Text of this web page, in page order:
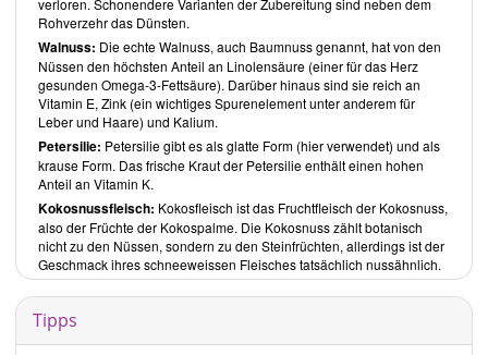
Verarbeitungsprozess, bei dem man die Schoten noch vor dem
aromagebenden Fermentierungsprozess blanchiert. Bei Vanille
jedoch ist die verwendete Menge so gering, dass man sie eher
vernachlässigen darf.
Durch eine Zutatenwahl, die ein gutes Verhältnis vonOmega-6zu
Omega-3-Fettsäurenberücksichtigt, welches insgesamt 5:1 nicht
überschreiten sollte, könnte so manches Gericht noch gesünder
ausfallen.
Insgesamt findet man im BlogVminheine schöne, umfangreiche
Zusammenstellung gesunder roh-veganer Rezepte. Sie finden die
Rezepte unterviet-minh.de
Über die Bloggerin
Minh, gelernte Zahnmedizinstudentin, hat sich bereits zu Beginn ihres
Studiums mit der ganzheitlichen Betrachtung der Zahngesundheit
auseinandergesetzt. Heute ist sie Foodbloggerin & Fotografin für
vegane Rohkost und Gründerin von
Inhalt
verloren. Schonendere Varianten der Zubereitung sind neben dem
Rohverzehr das Dünsten.
Walnuss: Die echte Walnuss, auch Baumnuss genannt, hat von den
Nüssen den höchsten Anteil an Linolensäure (einer für das Herz
gesunden Omega-3-Fettsäure). Darüber hinaus sind sie reich an
Vitamin E, Zink (ein wichtiges Spurenelement unter anderem für
Leber und Haare) und Kalium.
Petersilie: Petersilie gibt es als glatte Form (hier verwendet) und als
krause Form. Das frische Kraut der Petersilie enthält einen hohen
Anteil an Vitamin K.
Kokosnussfleisch: Kokosfleisch ist das Fruchtfleisch der Kokosnuss,
also der Früchte der Kokospalme. Die Kokosnuss zählt botanisch
nicht zu den Nüssen, sondern zu den Steinfrüchten, allerdings ist der
Geschmack ihres schneeweissen Fleisches tatsächlich nussähnlich.
Tipps